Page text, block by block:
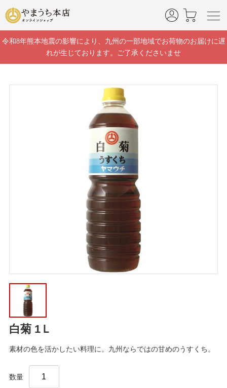
令和8年熊本地震の影響により、九州の一部地域でお荷物のお届けに遅
れが生じております。ご了承くださいませ
白菊 1Ｌ
素材の色を活かしたい料理に。九州ならではの甘めのうすくち。
数量